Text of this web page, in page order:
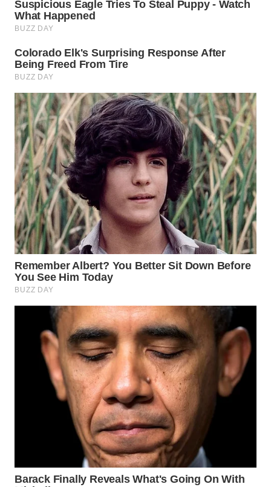
WN
KARO
WN
SIMALUNGUN
WN
LABUHANBATU
WN
TAPANULI
TENGAH
WN DELI
SERDANG
WN
TEBING
TINGGI
WN
PAKPAK
WN
KARAWANG